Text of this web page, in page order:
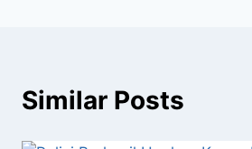
Similar Posts